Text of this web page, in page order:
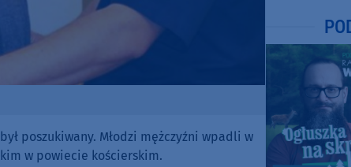
poszukiwany. Młodzi mężczyźni wpadli w
w powiecie kościerskim.